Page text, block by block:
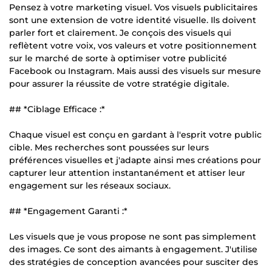
Pensez à votre marketing visuel. Vos visuels publicitaires
sont une extension de votre identité visuelle. Ils doivent
parler fort et clairement. Je conçois des visuels qui
reflètent votre voix, vos valeurs et votre positionnement
sur le marché de sorte à optimiser votre publicité
Facebook ou Instagram. Mais aussi des visuels sur mesure
pour assurer la réussite de votre stratégie digitale.
## *Ciblage Efficace :*
Chaque visuel est conçu en gardant à l'esprit votre public
cible. Mes recherches sont poussées sur leurs
préférences visuelles et j'adapte ainsi mes créations pour
capturer leur attention instantanément et attiser leur
engagement sur les réseaux sociaux.
## *Engagement Garanti :*
Les visuels que je vous propose ne sont pas simplement
des images. Ce sont des aimants à engagement. J'utilise
des stratégies de conception avancées pour susciter des